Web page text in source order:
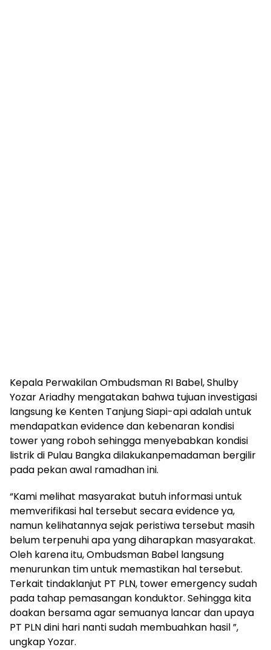
Kepala Perwakilan Ombudsman RI Babel, Shulby
Yozar Ariadhy mengatakan bahwa tujuan investigasi
langsung ke Kenten Tanjung Siapi-api adalah untuk
mendapatkan evidence dan kebenaran kondisi
tower yang roboh sehingga menyebabkan kondisi
listrik di Pulau Bangka dilakukanpemadaman bergilir
pada pekan awal ramadhan ini.
“Kami melihat masyarakat butuh informasi untuk
memverifikasi hal tersebut secara evidence ya,
namun kelihatannya sejak peristiwa tersebut masih
belum terpenuhi apa yang diharapkan masyarakat.
Oleh karena itu, Ombudsman Babel langsung
menurunkan tim untuk memastikan hal tersebut.
Terkait tindaklanjut PT PLN, tower emergency sudah
pada tahap pemasangan konduktor. Sehingga kita
doakan bersama agar semuanya lancar dan upaya
PT PLN dini hari nanti sudah membuahkan hasil ”,
ungkap Yozar.